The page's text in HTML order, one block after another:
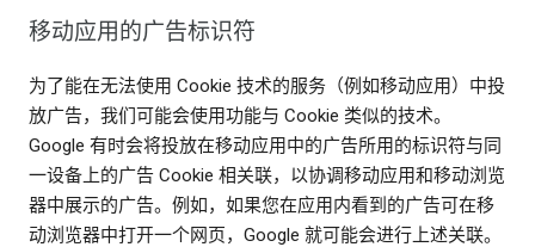
移动应用的广告标识符
为了能在无法使用 Cookie 技术的服务（例如移动应用）中投
放广告，我们可能会使用功能与 Cookie 类似的技术。
Google 有时会将投放在移动应用中的广告所用的标识符与同
一设备上的广告 Cookie 相关联，以协调移动应用和移动浏览
器中展示的广告。例如，如果您在应用内看到的广告可在移
动浏览器中打开一个网页，Google 就可能会进行上述关联。